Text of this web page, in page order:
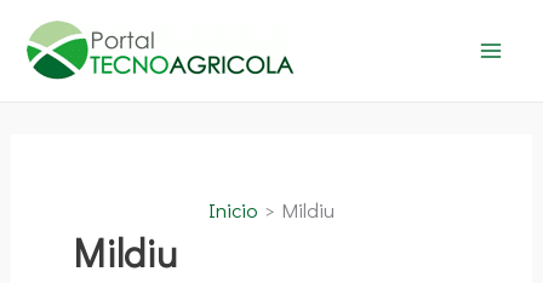
contenido
Inicio Mildiu
Mildiu